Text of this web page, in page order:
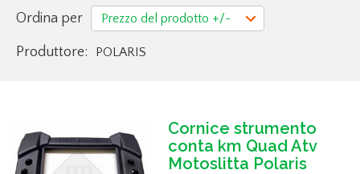
Ordina per Prezzo del prodotto +/-
Produttore: POLARIS
Cornice strumento
conta km Quad Atv
Motoslitta Polaris